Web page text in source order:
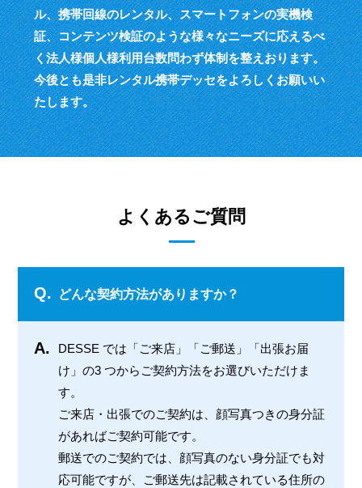
ル、携帯回線のレンタル、スマートフォンの実機検
証、コンテンツ検証のような様々なニーズに応えるべ
く法人様個人様利用台数問わず体制を整えおります。
今後とも是非レンタル携帯デッセをよろしくお願いい
たします。
よくあるご質問
Q. どんな契約方法がありますか？
A.
DESSE では「ご来店」「ご郵送」「出張お届
け」の3 つからご契約方法をお選びいただけま
す。
ご来店・出張でのご契約は、顔写真つきの身分証
があればご契約可能です。
郵送でのご契約では、顔写真のない身分証でも対
応可能ですが、ご郵送先は記載されている住所の